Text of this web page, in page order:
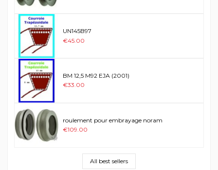
UN145B97
€45.00
BM 12,5 M92 EJA (2001)
€33.00
roulement pour embrayage noram
€109.00
All best sellers